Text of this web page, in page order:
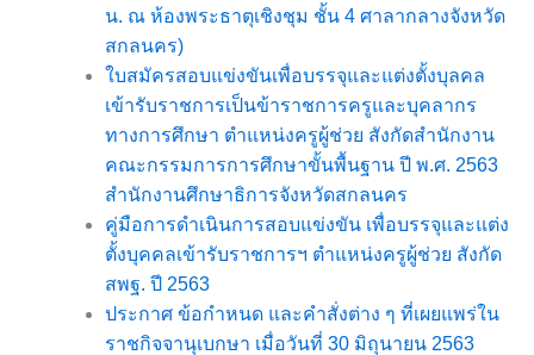
น. ณ ห้องพระธาตุเชิงชุม ชั้น 4 ศาลากลางจังหวัด
สกลนคร)
ใบสมัครสอบแข่งขันเพื่อบรรจุและแต่งตั้งบุลคล
เข้ารับราชการเป็นข้าราชการครูและบุคลากร
ทางการศึกษา ตำแหน่งครูผู้ช่วย สังกัดสำนักงาน
คณะกรรมการการศึกษาขั้นพื้นฐาน ปี พ.ศ. 2563
สำนักงานศึกษาธิการจังหวัดสกลนคร
คู่มือการดำเนินการสอบแข่งขัน เพื่อบรรจุและแต่ง
ตั้งบุคคลเข้ารับราชการฯ ตำแหน่งครูผู้ช่วย สังกัด
สพฐ. ปี 2563
ประกาศ ข้อกำหนด และคำสั่งต่าง ๆ ที่เผยแพร่ใน
ราชกิจจานุเบกษา เมื่อวันที่ 30 มิถุนายน 2563